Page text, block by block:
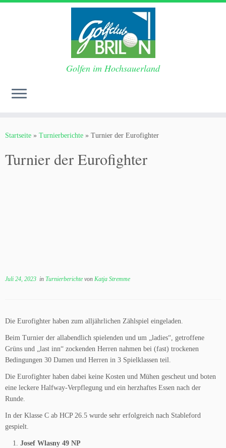
Inhalt
Golfen im Hochsauerland
Startseite » Turnierberichte » Turnier der Eurofighter
Turnier der Eurofighter
Juli 24, 2023 in Turnierberichte von Katja Stremme
Die Eurofighter haben zum alljährlichen Zählspiel eingeladen.
Beim Turnier der allabendlich spielenden und um „ladies“, getroffene
Grüns und „last inn“ zockenden Herren nahmen bei (fast) trockenen
Bedingungen 30 Damen und Herren in 3 Spielklassen teil.
Die Eurofighter haben dabei keine Kosten und Mühen gescheut und boten
eine leckere Halfway-Verpflegung und ein herzhaftes Essen nach der
Runde.
In der Klasse C ab HCP 26.5 wurde sehr erfolgreich nach Stableford
gespielt.
Josef Wlasny 49 NP